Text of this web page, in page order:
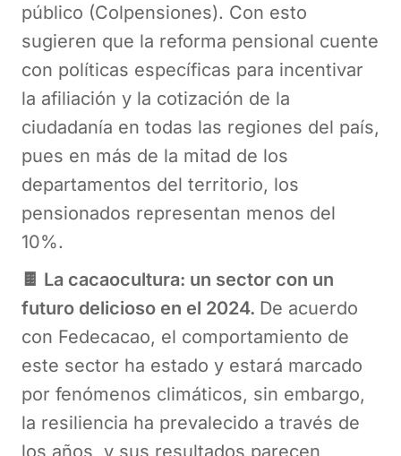
público (Colpensiones). Con esto
sugieren que la reforma pensional cuente
con políticas específicas para incentivar
la afiliación y la cotización de la
ciudadanía en todas las regiones del país,
pues en más de la mitad de los
departamentos del territorio, los
pensionados representan menos del
10%.
🍫 La cacaocultura: un sector con un
futuro delicioso en el 2024. De acuerdo
con Fedecacao, el comportamiento de
este sector ha estado y estará marcado
por fenómenos climáticos, sin embargo,
la resiliencia ha prevalecido a través de
los años, y sus resultados parecen